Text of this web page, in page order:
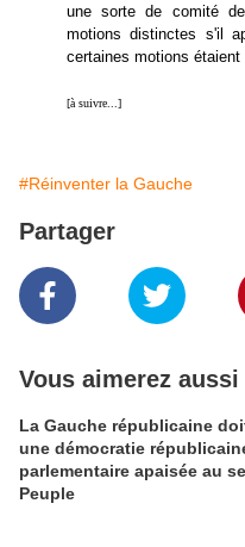
une sorte de comité
motions distinctes s'il
certaines motions étaient
[à suivre...]
#Réinventer la Gauche
Partager
Vous aimerez aussi
La Gauche républicaine
une démocratie
parlementaire apaisée au
Peuple